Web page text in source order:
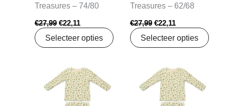
Treasures – 74/80
€27,99 €22,11
Selecteer opties
Treasures – 62/68
€27,99 €22,11
Selecteer opties
Oorspronkelijke
prijs
was:
€27,99.
Huidige
prijs
is:
€22,11.
Oorspronkelijke
prijs
was:
€27,99.
Huidige
prijs
is:
€22,11.